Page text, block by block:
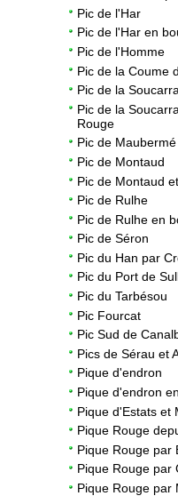
Pic de l'Har
Pic de l'Har en
Pic de l'Homme
Pic de la Coume
Pic de la
Pic de la
Rouge
Pic de Maubermé
Pic de Montaud
Pic de Montaud
Pic de Rulhe
Pic de Rulhe en
Pic de Séron
Pic du Han par
Pic du Port de
Pic du Tarbésou
Pic Fourcat
Pic Sud de
Pics de Sérau et
Pique d'endron
Pique d'endron
Pique d'Estats et
Pique Rouge
Pique Rouge par
Pique Rouge par
Pique Rouge par